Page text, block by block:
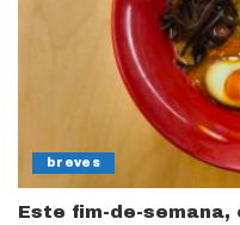
breves
Este fim-de-semana,